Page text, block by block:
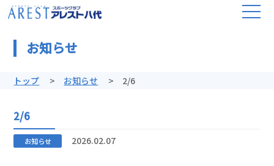
お知らせ
トップ お知らせ 2/6
2/6
お知らせ 2026.02.07